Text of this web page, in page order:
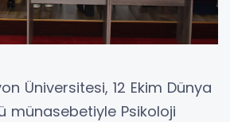
Üniversitesi, 12 Ekim Dünya
münasebetiyle Psikoloji